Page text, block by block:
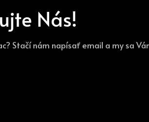
Nás!
Stačí nám napísať email a my sa